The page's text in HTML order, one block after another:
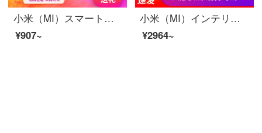
小米（MI）スマートカメラ1080 Pハイビジョン夜間テレビ家庭用カメラ携帯電話の遠隔wifiネットワークの無線監視カメラC 1は小米の生態を再生する白色のスマートカメラの大衆版1080 pを見ます。
¥907~
小米（MI）インテリジェントカメラ室外版屋外防水防塵高精細カメラ赤外夜視双方向音声家庭用wiffモニタスポット白インテリジェント屋外カメラ池版白セット一（屋外版カメラ標準装備）
¥2964~